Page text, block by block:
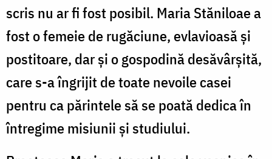
scris nu ar fi fost posibil. Maria Stăniloae a
fost o femeie de rugăciune, evlavioasă și
postitoare, dar și o gospodină desăvârșită,
care s-a îngrijit de toate nevoile casei
pentru ca părintele să se poată dedica în
întregime misiunii și studiului.